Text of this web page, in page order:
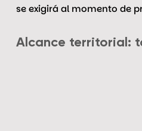
se exigirá al momento de
Alcance territorial: